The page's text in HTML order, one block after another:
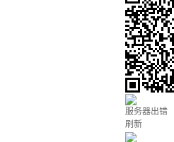
服务器出错
刷新